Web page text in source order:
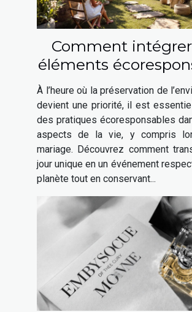
Comment
éléments
à votre mariage
À l’heure où la préservation de
devient une priorité, il est
des pratiques écoresponsables
aspects de la vie, y compris
mariage. Découvrez comment
jour unique en un événement
planète tout en conservant...